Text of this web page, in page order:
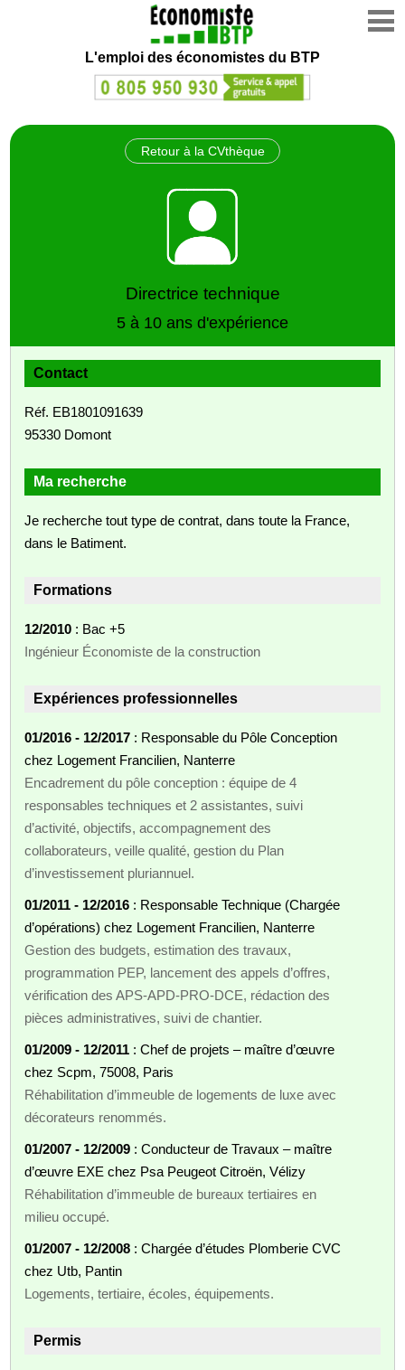
L'emploi des économistes du BTP
Retour à la CVthèque
Directrice technique
5 à 10 ans d'expérience
Contact
Réf. EB1801091639
95330 Domont
Ma recherche
Je recherche tout type de contrat, dans toute la France,
dans le Batiment.
Formations
12/2010 : Bac +5
Ingénieur Économiste de la construction
Expériences professionnelles
01/2016 - 12/2017 : Responsable du Pôle Conception
chez Logement Francilien, Nanterre
Encadrement du pôle conception : équipe de 4
responsables techniques et 2 assistantes, suivi
d’activité, objectifs, accompagnement des
collaborateurs, veille qualité, gestion du Plan
d’investissement pluriannuel.
01/2011 - 12/2016 : Responsable Technique (Chargée
d’opérations) chez Logement Francilien, Nanterre
Gestion des budgets, estimation des travaux,
programmation PEP, lancement des appels d’offres,
vérification des APS-APD-PRO-DCE, rédaction des
pièces administratives, suivi de chantier.
01/2009 - 12/2011 : Chef de projets – maître d’œuvre
chez Scpm, 75008, Paris
Réhabilitation d’immeuble de logements de luxe avec
décorateurs renommés.
01/2007 - 12/2009 : Conducteur de Travaux – maître
d’œuvre EXE chez Psa Peugeot Citroën, Vélizy
Réhabilitation d’immeuble de bureaux tertiaires en
milieu occupé.
01/2007 - 12/2008 : Chargée d’études Plomberie CVC
chez Utb, Pantin
Logements, tertiaire, écoles, équipements.
Permis